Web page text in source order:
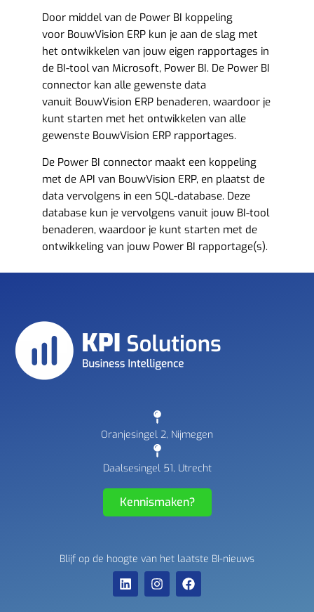
Door middel van de Power BI koppeling
voor BouwVision ERP kun je aan de slag met
het ontwikkelen van jouw eigen rapportages in
de BI-tool van Microsoft, Power BI. De Power BI
connector kan alle gewenste data
vanuit BouwVision ERP benaderen, waardoor je
kunt starten met het ontwikkelen van alle
gewenste BouwVision ERP rapportages.
De Power BI connector maakt een koppeling
met de API van BouwVision ERP, en plaatst de
data vervolgens in een SQL-database. Deze
database kun je vervolgens vanuit jouw BI-tool
benaderen, waardoor je kunt starten met de
ontwikkeling van jouw Power BI rapportage(s).
Oranjesingel 2, Nijmegen
Daalsesingel 51, Utrecht
Kennismaken?
Blijf op de hoogte van het laatste BI-nieuws